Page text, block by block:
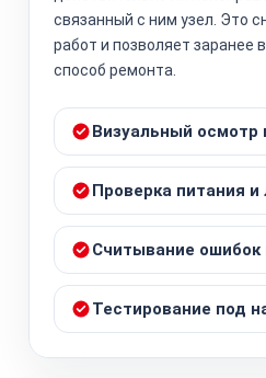
связанный с ним узел. Это
работ и позволяет заранее
способ ремонта.
Визуальный осмотр
Проверка питания и
Считывание ошибок
Тестирование под